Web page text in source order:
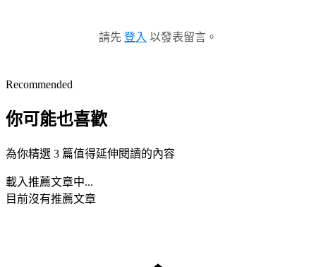
請先 登入 以發表留言。
Recommended
你可能也喜歡
為你精選 3 篇值得延伸閱讀的內容
載入推薦文章中...
目前沒有推薦文章